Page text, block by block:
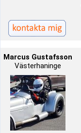
Marcus Gustafsson
Västerhaninge